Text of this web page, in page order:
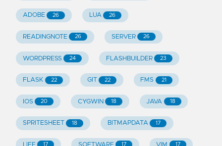
ADOBE 26 LUA 26
READINGNOTE 26 SERVER 26
WORDPRESS 24 FLASHBUILDER 23
FLASK 22 GIT 22 FMS 21
IOS 20 CYGWIN 18 JAVA 18
SPRITESHEET 18 BITMAPDATA 17
LIFE 17 SOFTWARE 17 VIM 17